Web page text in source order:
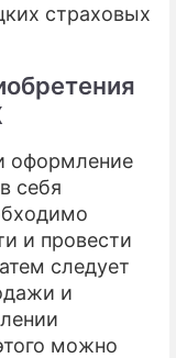
страховых
оформление
себя
и провести
следует
и
можно